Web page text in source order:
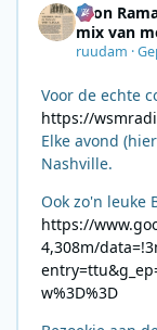
Leon
mix van
ruudam ·
Voor de echte
https://
Elke avond
Nashville.
Ook zo'n leuke
https://
4,308m/
w%3D%3D